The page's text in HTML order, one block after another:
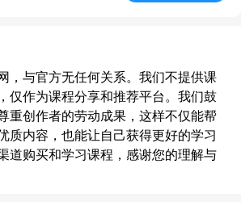
，与官方无任何关系。我们不提供课
仅作为课程分享和推荐平台。我们鼓
重创作者的劳动成果，这样不仅能帮
质内容，也能让自己获得更好的学习
道购买和学习课程，感谢您的理解与